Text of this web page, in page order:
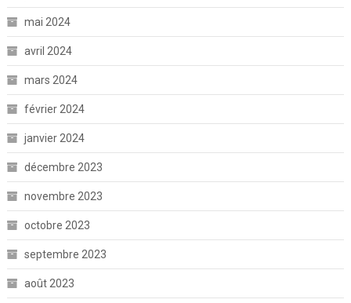
mai 2024
avril 2024
mars 2024
février 2024
janvier 2024
décembre 2023
novembre 2023
octobre 2023
septembre 2023
août 2023